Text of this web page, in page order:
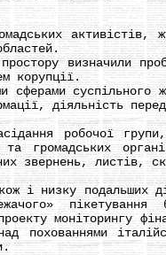
активістів,
визначили
корупції.
суспільного
діяльність
робочої групи,
громадських
звернень, листів,
низку подальших
пікетування
моніторингу
похованнями